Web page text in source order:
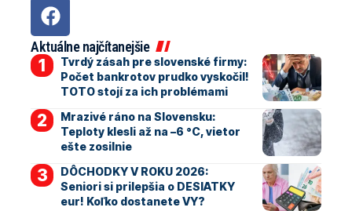
Aktuálne najčítanejšie
Tvrdý zásah pre slovenské firmy:
Počet bankrotov prudko vyskočil!
TOTO stojí za ich problémami
Mrazivé ráno na Slovensku:
Teploty klesli až na –6 °C, vietor
ešte zosilnie
DÔCHODKY V ROKU 2026:
Seniori si prilepšia o DESIATKY
eur! Koľko dostanete VY?